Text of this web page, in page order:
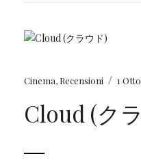
Cinema, Recensioni / 1
Cloud (ク